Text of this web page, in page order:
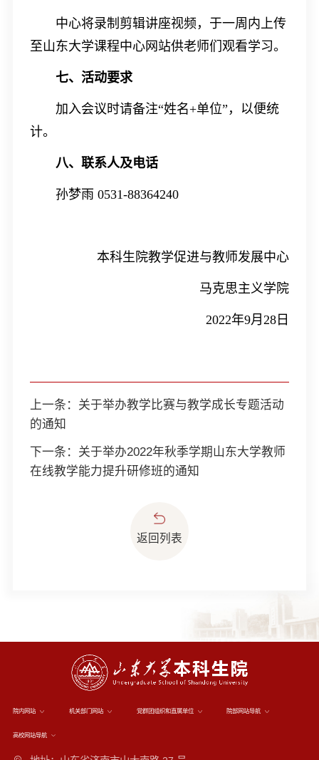
中心将录制剪辑讲座视频 ， 于一周内 上传
至山东大学课程中心网站供老师们观看学习。
七、 活动要求
加入会议时请备注“姓名+单位”，以便统
计。
八、联系人及电话
孙梦雨 0531-88364240
本科生院教学促进与教师发展中心
马克思主义学院
2022年9月28 日
上一条： 关于举办教学比赛与教学成长专题活动
的通知
下一条： 关于举办2022年秋季学期山东大学教师
在线教学能力提升研修班的通知
返回列表
院内网站 机关部门网站 党群团组织和直属单位 院部网站导航
高校网站导航